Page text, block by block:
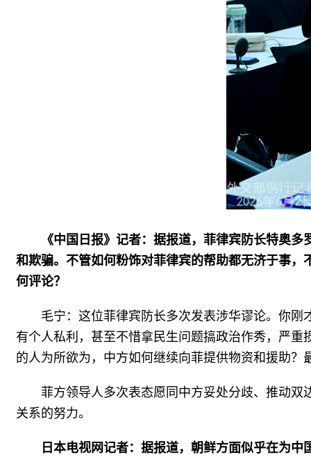
《中国日报》记者：据报道，菲律宾防长特奥
和欺骗。不管如何粉饰对菲律宾的帮助都无济于事
何评论？
毛宁：这位菲律宾防长多次发表涉华谬论。你
有个人私利，甚至不惜拿民生问题搞政治作秀，严
的人为所欲为，中方如何继续向菲提供物资和援助
菲方领导人多次表态愿同中方妥处分歧、推动
关系的努力。
日本电视网记者：据报道，朝鲜方面似乎在为